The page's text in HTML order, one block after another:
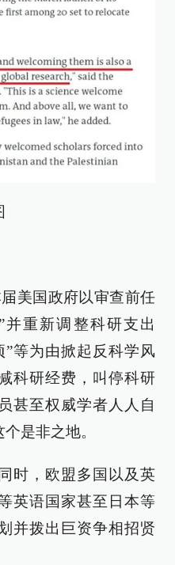
美国政府以审查前任
重新调整科研支出
等为由掀起反科学风
科研经费，叫停科研
甚至权威学者人人自
是非之地。
时，欧盟多国以及英
英语国家甚至日本等
并拨出巨资争相招贤